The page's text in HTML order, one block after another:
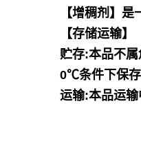
【增稠剂】
【存储运输】
贮存:本品不
0℃条件下保存
运输:本品运输